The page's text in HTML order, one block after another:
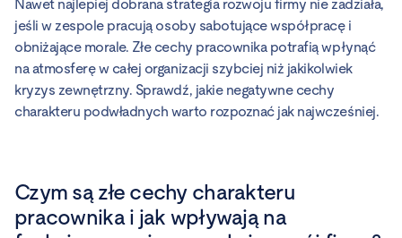
Nawet najlepiej dobrana strategia rozwoju firmy nie zadziała,
jeśli w zespole pracują osoby sabotujące współpracę i
obniżające morale. Złe cechy pracownika potrafią wpłynąć
na atmosferę w całej organizacji szybciej niż jakikolwiek
kryzys zewnętrzny. Sprawdź, jakie negatywne cechy
charakteru podwładnych warto rozpoznać jak najwcześniej.
Czym są złe cechy charakteru
pracownika i jak wpływają na